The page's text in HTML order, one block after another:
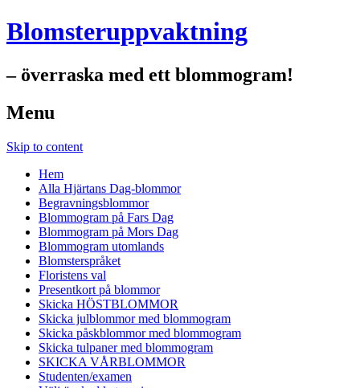
Blomsteruppvaktning
– överraska med ett blommogram!
Menu
Skip to content
Hem
Alla Hjärtans Dag-blommor
Begravningsblommor
Blommogram på Fars Dag
Blommogram på Mors Dag
Blommogram utomlands
Blomsterspråket
Floristens val
Presentkort på blommor
Skicka HÖSTBLOMMOR
Skicka julblommor med blommogram
Skicka påskblommor med blommogram
Skicka tulpaner med blommogram
SKICKA VÅRBLOMMOR
Studenten/examen